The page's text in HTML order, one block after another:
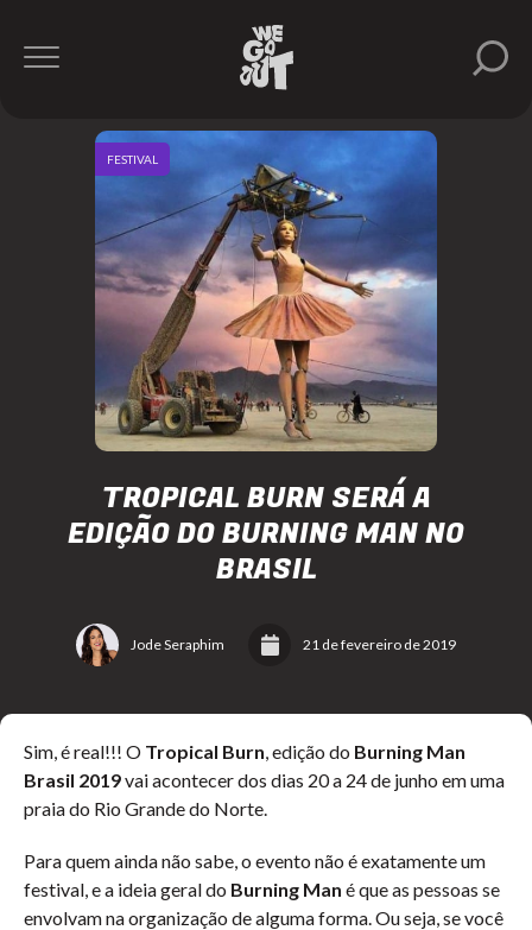
TROPICAL BURN SERÁ A
EDIÇÃO DO BURNING MAN NO
BRASIL
Jode Seraphim 21 de fevereiro de 2019
FESTIVAL
Sim, é real!!! O Tropical Burn, edição do Burning Man
Brasil 2019vai acontecer dos dias 20 a 24 de junho em uma
praia do Rio Grande do Norte.
Para quem ainda não sabe, o evento não é exatamente um
festival, e a ideia geral do Burning Man é que as pessoas se
envolvam na organização de alguma forma. Ou seja, se você